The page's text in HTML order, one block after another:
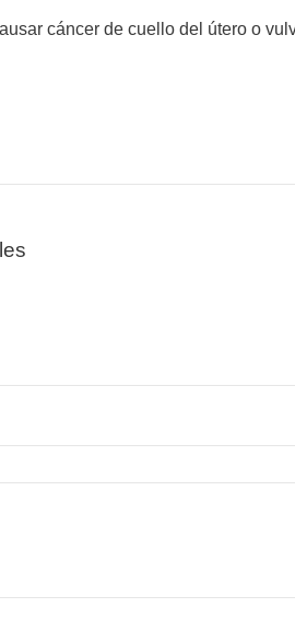
cáncer de cuello del útero o